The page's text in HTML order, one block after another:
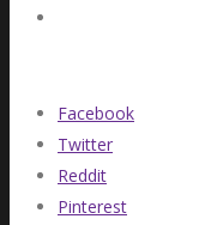
Facebook
Twitter
Reddit
Pinterest